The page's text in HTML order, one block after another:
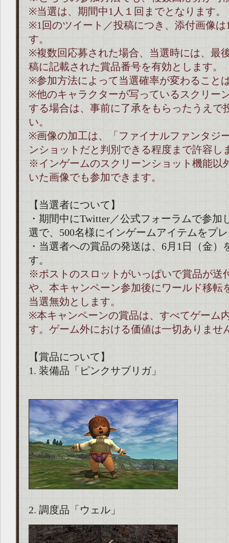
※当選は、期間中1人１回までとなります。
※1回のツイート／投稿につき、添付画像は
す。
※複数回応募された場合、当選時には、最
稿に記載された賞品番号を有効とします。
※参加方法によって当選確率が変わること
※他のキャラクターが写っているスクリー
する場合は、事前に了承をもらったうえで
い。
※画像の加工は、「ファイナルファンタジ
ンショットだと判別できる程度まで許容し
※インゲームのスクリーンショット機能以
いた画像でも参加できます。
【当選者について】
・期間中にTwitter／公式フォーラムで参加
選で、500名様にインゲームアイテムをプ
・当選者への賞品の発送は、6月1日（金）
す。
※ポストのスロットがいっぱいで賞品が送
や、本キャンペーン参加後にワールド移転
当選無効とします。
※本キャンペーンの賞品は、すべてゲーム
す。ゲーム外における価値は一切ありませ
【賞品について】
1. 装備品「ピンクサブリガ」
2. 調度品「ウェル」